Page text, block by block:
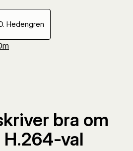
Hedengren
bra om
H.264-val